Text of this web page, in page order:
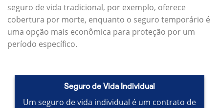
seguro de vida tradicional, por exemplo, oferece
cobertura por morte, enquanto o seguro temporário é
uma opção mais econômica para proteção por um
período específico.
Seguro de Vida Individual
Um seguro de vida individual é um contrato de